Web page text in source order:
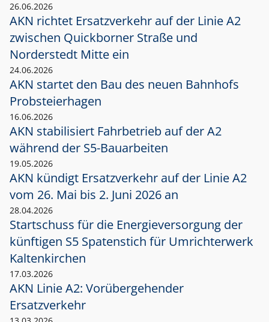
26.06.2026
AKN richtet Ersatzverkehr auf der Linie A2
zwischen Quickborner Straße und
Norderstedt Mitte ein
24.06.2026
AKN startet den Bau des neuen Bahnhofs
Probsteierhagen
16.06.2026
AKN stabilisiert Fahrbetrieb auf der A2
während der S5-Bauarbeiten
19.05.2026
AKN kündigt Ersatzverkehr auf der Linie A2
vom 26. Mai bis 2. Juni 2026 an
28.04.2026
Startschuss für die Energieversorgung der
künftigen S5 Spatenstich für Umrichterwerk
Kaltenkirchen
17.03.2026
AKN Linie A2: Vorübergehender
Ersatzverkehr